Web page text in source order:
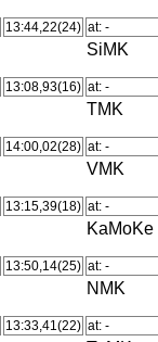
13:44,22(24) at: -
SiMK
13:08,93(16) at: -
TMK
14:00,02(28) at: -
VMK
13:15,39(18) at: -
KaMoKe
13:50,14(25) at: -
NMK
13:33,41(22) at: -